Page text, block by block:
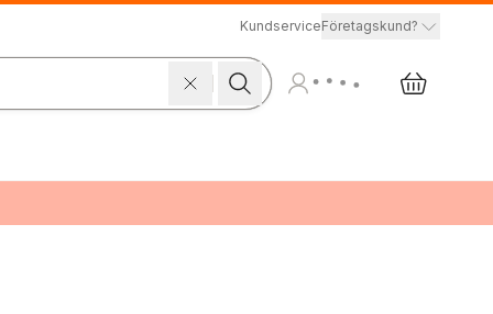
KundserviceFöretagskund?